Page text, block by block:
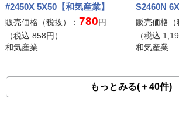
#2450X 5X50【和気産業】
販売価格（税抜）： 780円
（税込 858円）
和気産業
S2460N
販売価格（
（税込
和気産業
もっとみる(＋40件)